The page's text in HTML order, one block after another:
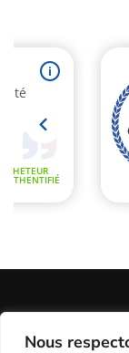
Nous
Informations